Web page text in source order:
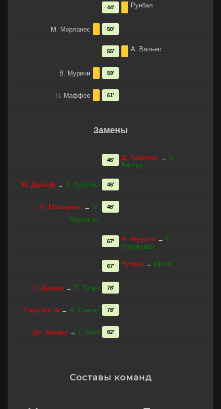
Руибал
44'
М. Морланес 50'
А. Вальес
55'
В. Муричи 59'
П. Маффео 61'
Замены
Д. Льоренте → М.
Бартра
46'
М. Джозеф → З. Лувумбо 46'
О. Маскарель → М.
Морланес
46'
А. Фидалго → С.
Альтимира
67'
Руибал → Ортис
67'
С. Дардер → П. Торре 78'
Саму Коста→ А. Санчес 78'
Дж. Мохика→ Т. Лато 82'
Составы команд